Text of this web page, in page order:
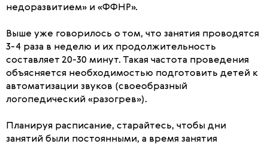
недоразвитием» и «ФФНР».
Выше уже говорилось о том, что занятия проводятся
3-4 раза в неделю и их продолжительность
составляет 20-30 минут. Такая частота проведения
объясняется необходимостью подготовить детей к
автоматизации звуков (своеобразный
логопедический «разогрев»).
Планируя расписание, старайтесь, чтобы дни
занятий были постоянными, а время занятия